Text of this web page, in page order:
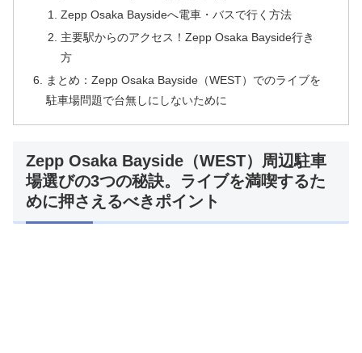
Zepp Osaka Baysideへ電車・バスで行く方法
主要駅からのアクセス！Zepp Osaka Bayside行き
方
まとめ：Zepp Osaka Bayside（WEST）でのライブを
駐車場問題で台無しにしないために
Zepp Osaka Bayside（WEST）周辺駐車
場選びの3つの秘訣。ライブを満喫するた
めに押さえるべきポイント